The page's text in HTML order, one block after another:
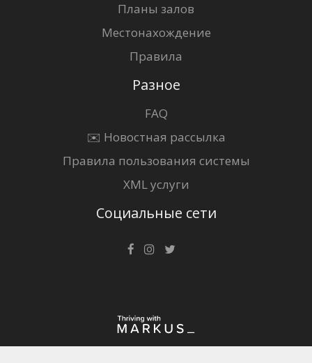
Планы залов
Местонахождение
Правила
Разное
FAQ
✉️ Новостная рассылка
Правила пользования системы
XML услуги
Социальные сети